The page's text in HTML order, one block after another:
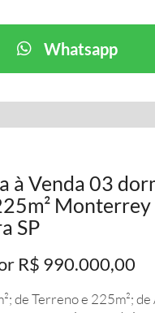
Whatsapp
à Venda 03
Monterrey
SP
R$ 990.000,00
de Terreno e 225m²; de